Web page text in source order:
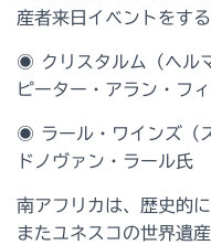
産者来日イベントをす
◉ クリスタルム（ヘル
ピーター・アラン・フ
◉ ラール・ワインズ（
ドノヴァン・ラール氏
南アフリカは、歴史的
またユネスコの世界遺